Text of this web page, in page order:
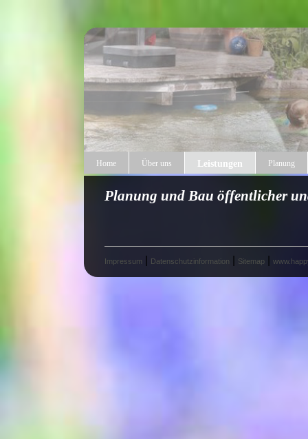
Home Über uns Leistungen Planung
Planung und Bau öffentlicher
Impressum Datenschutzinformation Sitemap